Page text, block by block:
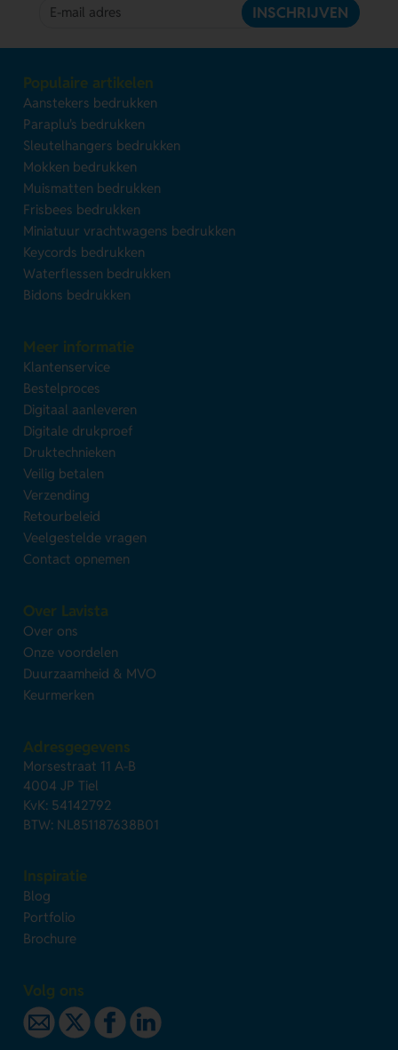
INSCHRIJVEN
Populaire artikelen
Aanstekers bedrukken
Paraplu's bedrukken
Sleutelhangers bedrukken
Mokken bedrukken
Muismatten bedrukken
Frisbees bedrukken
Miniatuur vrachtwagens bedrukken
Keycords bedrukken
Waterflessen bedrukken
Bidons bedrukken
Meer informatie
Klantenservice
Bestelproces
Digitaal aanleveren
Digitale drukproef
Druktechnieken
Veilig betalen
Verzending
Retourbeleid
Veelgestelde vragen
Contact opnemen
Over Lavista
Over ons
Onze voordelen
Duurzaamheid & MVO
Keurmerken
Adresgegevens
Morsestraat 11 A-B
4004 JP Tiel
KvK: 54142792
BTW: NL851187638B01
Inspiratie
Blog
Portfolio
Brochure
Volg ons